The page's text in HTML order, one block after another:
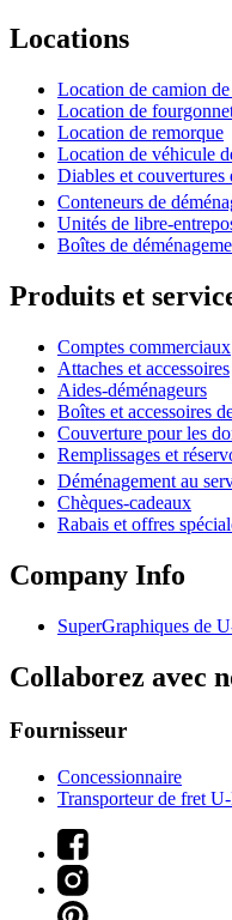
Locations
Location de camion
Location de
Location de remorque
Location de véhicule
Diables et couvertures
Conteneurs de
Unités de libre-
Boîtes de
Produits et
Comptes commerciaux
Attaches et accessoires
Aides-déménageurs
Boîtes et accessoires
Couverture pour les
Remplissages et
Déménagement au
Chèques-cadeaux
Rabais et offres
Company Info
SuperGraphiques de
Collaborez avec
Fournisseur
Concessionnaire
Transporteur de fret